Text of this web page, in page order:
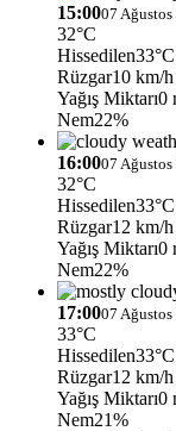
15:0007
32°C
Hissedilen33°C
Rüzgar10 km/h
Yağış Miktarı0
Nem22%
16:0007
32°C
Hissedilen33°C
Rüzgar12 km/h
Yağış Miktarı0
Nem22%
17:0007
33°C
Hissedilen33°C
Rüzgar12 km/h
Yağış Miktarı0
Nem21%